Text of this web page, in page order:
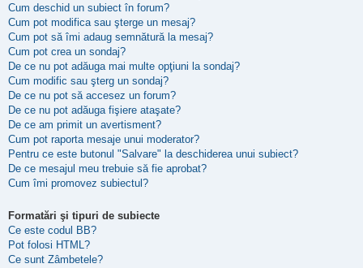
Cum deschid un subiect în forum?
Cum pot modifica sau şterge un mesaj?
Cum pot să îmi adaug semnătură la mesaj?
Cum pot crea un sondaj?
De ce nu pot adăuga mai multe opţiuni la sondaj?
Cum modific sau şterg un sondaj?
De ce nu pot să accesez un forum?
De ce nu pot adăuga fişiere ataşate?
De ce am primit un avertisment?
Cum pot raporta mesaje unui moderator?
Pentru ce este butonul "Salvare" la deschiderea unui subiect?
De ce mesajul meu trebuie să fie aprobat?
Cum îmi promovez subiectul?
Formatări şi tipuri de subiecte
Ce este codul BB?
Pot folosi HTML?
Ce sunt Zâmbetele?